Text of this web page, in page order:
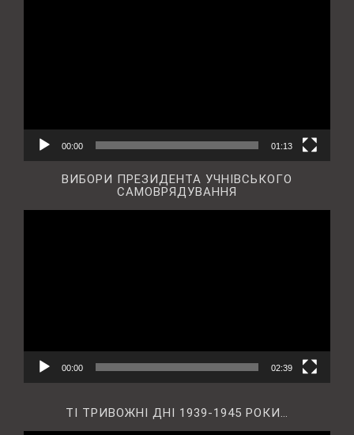
00:00 01:13
ВИБОРИ ПРЕЗИДЕНТА УЧНІВСЬКОГО
САМОВРЯДУВАННЯ
00:00 02:39
ТІ ТРИВОЖНІ ДНІ 1939-1945 РОКИ…